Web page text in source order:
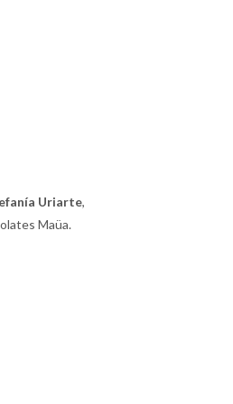
Uriarte,
Maüa.